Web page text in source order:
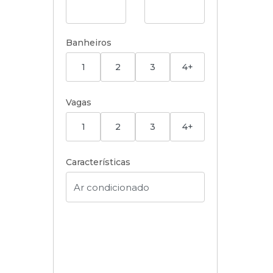
Banheiros
1 2 3 4+
Vagas
1 2 3 4+
Características